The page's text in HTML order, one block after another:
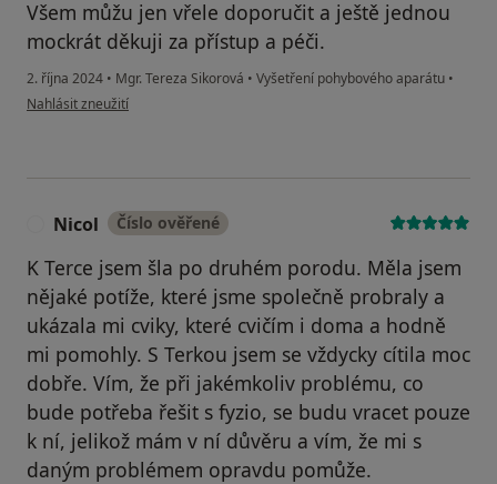
Všem můžu jen vřele doporučit a ještě jednou
mockrát děkuji za přístup a péči.
2. října 2024 • Mgr. Tereza Sikorová • Vyšetření pohybového aparátu •
podle názoru uživatele Aleš
Nahlásit zneužití
Nicol Číslo ověřené
K Terce jsem šla po druhém porodu. Měla jsem
nějaké potíže, které jsme společně probraly a
ukázala mi cviky, které cvičím i doma a hodně
mi pomohly. S Terkou jsem se vždycky cítila moc
dobře. Vím, že při jakémkoliv problému, co
bude potřeba řešit s fyzio, se budu vracet pouze
k ní, jelikož mám v ní důvěru a vím, že mi s
daným problémem opravdu pomůže.